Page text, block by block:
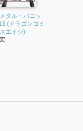
タル・パニッ
(ドラゴンコミ
エイジ)